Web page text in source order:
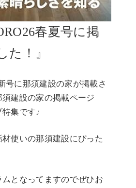
春夏号に掲
た！』
号に那須建設の家が掲載さ
建設の家の掲載ページ
集です♪
使いの那須建設にぴった
となってますのでぜひお